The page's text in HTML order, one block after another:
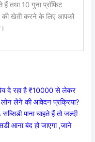
तथा 10 गुना प्रॉफिट
की खेती करने के लिए आपको
दे रहा है ₹10000 से लेकर
लेने की आवेदन प्रक्रिया?
पाना चाहते हैं तो जल्दी
आना बंद हो जाएगा ,जाने